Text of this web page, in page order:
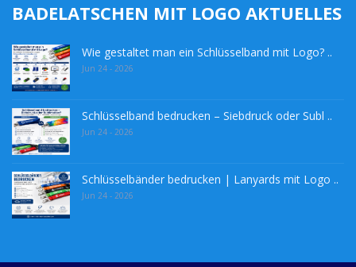
BADELATSCHEN MIT LOGO AKTUELLES
Wie gestaltet man ein Schlüsselband mit Logo? ..
Jun 24 - 2026
Schlüsselband bedrucken – Siebdruck oder Subl ..
Jun 24 - 2026
Schlüsselbänder bedrucken | Lanyards mit Logo ..
Jun 24 - 2026